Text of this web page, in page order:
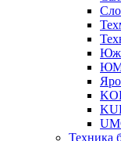
Техника